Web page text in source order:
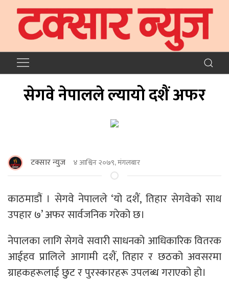
सेगवे नेपालले ल्यायो दशैं अफर
टक्सार न्युज ४ आश्विन २०७९, मंगलबार
काठमाडौं । सेगवे नेपालले ‘यो दशैं, तिहार सेगवेको साथ
उपहार ७’ अफर सार्वजनिक गरेको छ।
नेपालका लागि सेगवे सवारी साधनको आधिकारिक वितरक
आईहव प्रालिले आगामी दशैं, तिहार र छठको अवसरमा
ग्राहकहरूलाई छुट र पुरस्कारहरू उपलब्ध गराएको हो।